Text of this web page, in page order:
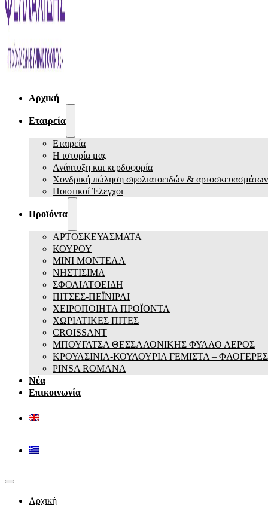
Αρχική
Εταιρεία
Εταιρεία
Η ιστορία μας
Ανάπτυξη και κερδοφορία
Χονδρική πώληση σφολιατοειδών & αρτοσκευασμάτων
Ποιοτικοί Έλεγχοι
Προϊόντα
ΑΡΤΟΣΚΕΥΑΣΜΑΤΑ
ΚΟΥΡΟΥ
ΜΙΝΙ ΜΟΝΤΕΛΑ
ΝΗΣΤΙΣΙΜΑ
ΣΦΟΛΙΑΤΟΕΙΔΗ
ΠΙΤΣΕΣ-ΠΕΪΝΙΡΛΙ
ΧΕΙΡΟΠΟΙΗΤΑ ΠΡΟΪΟΝΤΑ
ΧΩΡΙΑΤΙΚΕΣ ΠΙΤΕΣ
CROISSANT
ΜΠΟΥΓΑΤΣΑ ΘΕΣΣΑΛΟΝΙΚΗΣ ΦΥΛΛΟ ΑΕΡΟΣ
ΚΡΟΥΑΣΙΝΙΑ-ΚΟΥΛΟΥΡΙΑ ΓΕΜΙΣΤΑ – ΦΛΟΓΕΡΕΣ
PINSA ROMANA
Νέα
Επικοινωνία
Αρχική